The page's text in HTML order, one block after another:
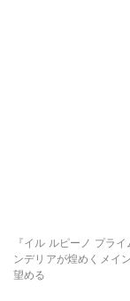
『イル ルピーノ プラ
ンデリアが煌めくメイ
望める